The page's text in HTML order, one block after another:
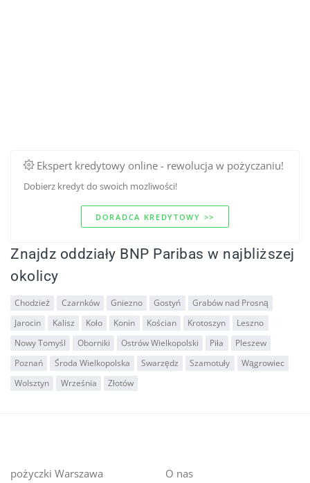
Ekspert kredytowy online - rewolucja w pożyczaniu!
Dobierz kredyt do swoich mozliwości!
DORADCA KREDYTOWY >>
Znajdz oddziały BNP Paribas w najbliższej
okolicy
Chodzież Czarnków Gniezno Gostyń
Grabów nad Prosną
Jarocin
Kalisz Koło Konin Kościan Krotoszyn
Leszno
Nowy Tomyśl
Oborniki Ostrów Wielkopolski Piła
Pleszew
Poznań
Środa Wielkopolska Swarzędz Szamotuły
Wągrowiec
Wolsztyn
Września Złotów
pożyczki Warszawa O nas